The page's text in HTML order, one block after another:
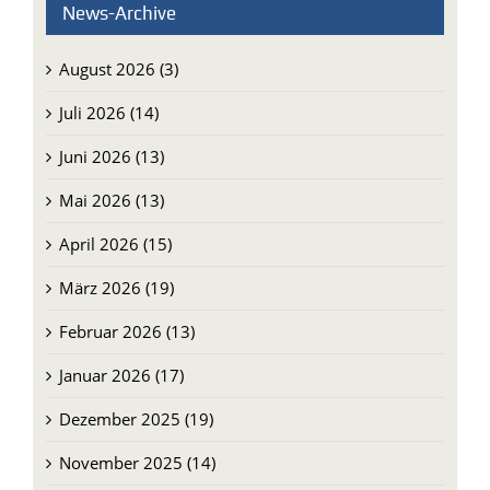
News-Archive
August 2026 (3)
Juli 2026 (14)
Juni 2026 (13)
Mai 2026 (13)
April 2026 (15)
März 2026 (19)
Februar 2026 (13)
Januar 2026 (17)
Dezember 2025 (19)
November 2025 (14)